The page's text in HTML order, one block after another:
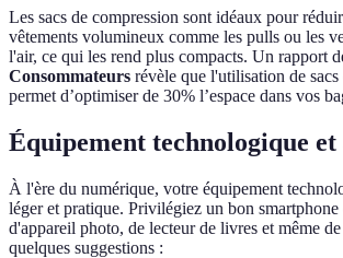
Les sacs de compression sont idéaux pour
vêtements volumineux comme les pulls ou les
l'air, ce qui les rend plus compacts. Un rapport
Consommateurs révèle que l'utilisation de sacs
permet d’optimiser de 30% l’espace dans vos
Équipement technologique et
À l'ère du numérique, votre équipement
léger et pratique. Privilégiez un bon
d'appareil photo, de lecteur de livres et même
quelques suggestions :